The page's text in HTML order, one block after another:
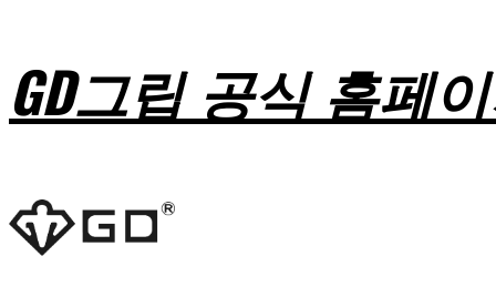
GD그립 공식 홈페